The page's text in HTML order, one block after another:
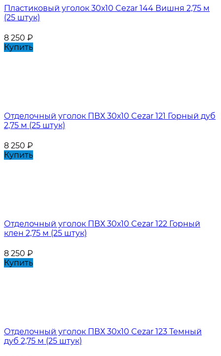
Пластиковый уголок 30х10 Cezar 144 Вишня 2,75 м
(25 штук)
8 250 ₽
Купить
Отделочный уголок ПВХ 30х10 Cezar 121 Горный дуб
2,75 м (25 штук)
8 250 ₽
Купить
Отделочный уголок ПВХ 30х10 Cezar 122 Горный
клен 2,75 м (25 штук)
8 250 ₽
Купить
Отделочный уголок ПВХ 30х10 Cezar 123 Темный
дуб 2,75 м (25 штук)